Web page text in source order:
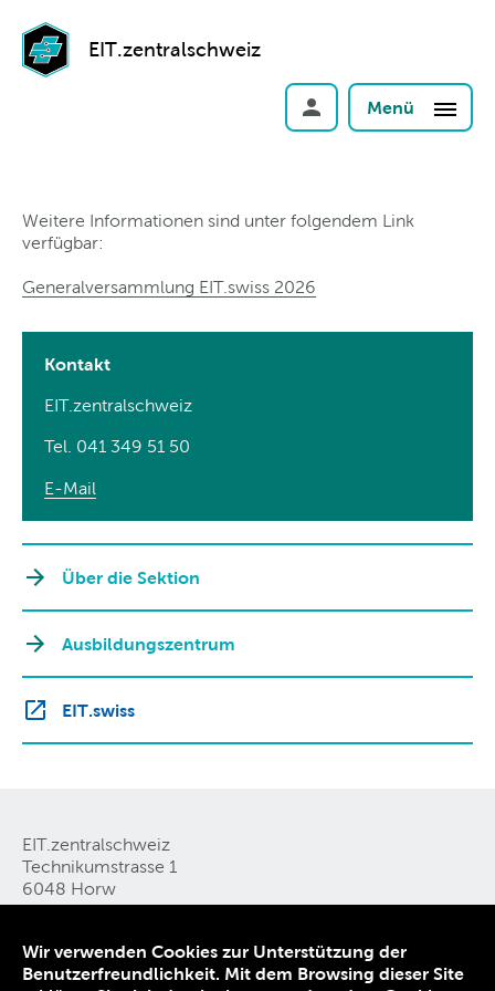
EIT.zentralschweiz
Menü
Weitere Informationen sind unter folgendem Link
verfügbar:
Generalversammlung EIT.swiss 2026
Kontakt
EIT.zentralschweiz
Tel. 041 349 51 50
E-Mail
Über die Sektion
Ausbildungszentrum
EIT.swiss
EIT.zentralschweiz
Technikumstrasse 1
6048 Horw
E-Mail
Wir verwenden Cookies zur Unterstützung der
Benutzerfreundlichkeit. Mit dem Browsing dieser Site